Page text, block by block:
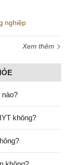
nghiệp
Xem thêm
không?